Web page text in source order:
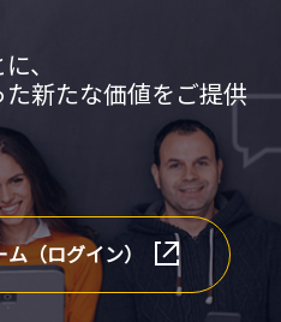
、
新たな価値をご提供
（ログイン）